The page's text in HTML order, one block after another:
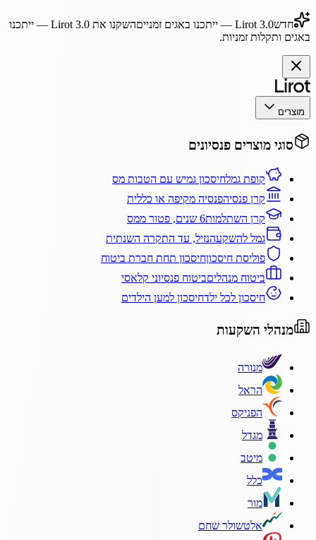
חדשLirot 3.0 — ייתכנו באגים זמנייםהשקנו את Lirot 3.0— ייתכנו
באגים ותקלות זמניות.
מוצרים
סוגי מוצרים פנסיונים
קופת גמלחיסכון גמיש עם הטבות מס
קרן פנסיהפנסיה מקיפה או כללית
קרן השתלמות6 שנים, פטור ממס
גמל להשקעהנזיל, עד התקרה השנתית
פוליסת חיסכוןחיסכון תחת חברת ביטוח
ביטוח מנהליםביטוח פנסיוני קלאסי
חיסכון לכל ילדחיסכון למען הילדים
מנהלי השקעות
מנורה
הראל
הפניקס
מגדל
מיטב
כלל
מור
אלטשולר שחם